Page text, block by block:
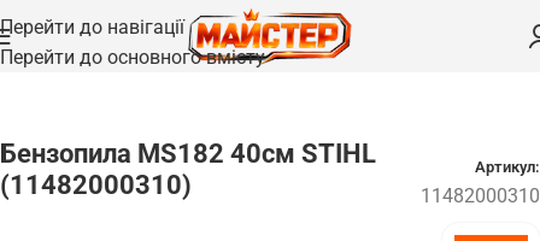
Перейти до навігації
Перейти до основного вмісту
Головна /Ланцюгові пили /Бензопили
Бензопила MS182 40см STIHL
(11482000310)
Артикул:
11482000310